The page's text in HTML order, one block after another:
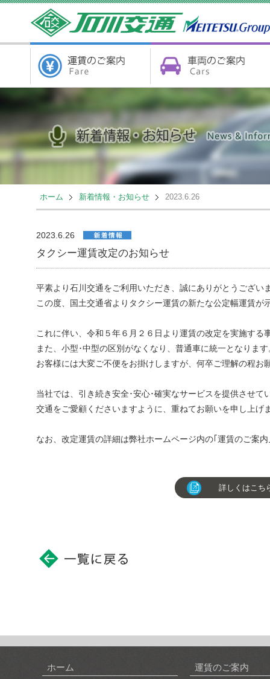
ホーム 新着情報・お知らせ 2023.6.26
2023.6.26
タクシー運賃改定のお知らせ
平素より石川交通をご利用いただき、誠にありがとうござい
この度、国土交通省よりタクシー運賃の新たな公定幅運賃が
これに伴い、令和５年６月２６日より運賃の改定を実施する
また、小型･中型の区別がなくなり、普通車に統一となります
お客様には大変ご不便をお掛けしますが、何卒ご理解の程お
当社では、引き続き安全･安心･確実なサービスを提供させ
交通をご愛顧くださいますように、重ねてお願いを申し上げ
なお、改定運賃の詳細は弊社ホームページ内の｢運賃のご案
詳しくはこち
ホーム 運賃のご案内